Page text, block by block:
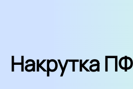
Накрутка ПФ